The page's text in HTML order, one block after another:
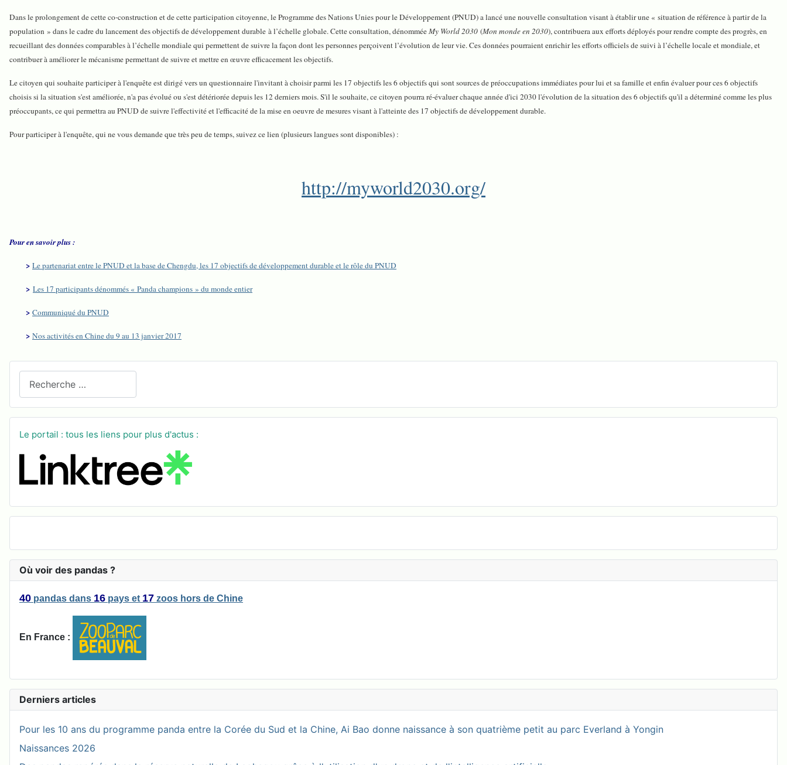
Le portail : tous les liens pour plus d'actus :
Où voir des pandas ?
40 pandas dans 16 pays et 17 zoos hors de Chine
En France :
Derniers articles
Pour les 10 ans du programme panda entre la Corée du Sud et la Chine, Ai Bao donne naissance à son quatrième petit au parc Everland à Yongin
Naissances 2026
Dans le prolongement de cette co-construction et de cette participation citoyenne, le Programme des Nations Unies pour le Développement (PNUD) a lancé une nouvelle consultation visant à établir une « situation de référence à partir de la
population » dans le cadre du lancement des objectifs de développement durable à l’échelle globale. Cette consultation, dénomméeMy World 2030 (Mon monde en 2030), contribuera aux efforts déployés pour rendre compte des progrès, en
recueillant des données comparables à l’échelle mondiale qui permettent de suivre la façon dont les personnes perçoivent l’évolution de leur vie. Ces données pourraient enrichir les efforts officiels de suivi à l’échelle locale et mondiale, et
contribuer à améliorer le mécanisme permettant de suivre et mettre en œuvre efficacement les objectifs.
Le citoyen qui souhaite participer à l'enquête est dirigé vers un questionnaire l'invitant à choisir parmi les 17 objectifs les 6 objectifs qui sont sources de préoccupations immédiates pour lui et sa famille et enfin évaluer pour ces 6 objectifs
choisis si la situation s'est améliorée, n'a pas évolué ou s'est détériorée depuis les 12 derniers mois. S'il le souhaite, ce citoyen pourra ré-évaluer chaque année d'ici 2030 l'évolution de la situation des 6 objectifs qu'il a déterminé comme les plus
préoccupants, ce qui permettra au PNUD de suivre l'effectivité et l'efficacité de la mise en oeuvre de mesures visant à l'atteinte des 17 objectifs de développement durable.
Pour participer à l'enquête, qui ne vous demande que très peu de temps, suivez ce lien (plusieurs langues sont disponibles) :
http://myworld2030.org/
Pour en savoir plus :
> Le partenariat entre le PNUD et la base de Chengdu, les 17 objectifs de développement durable et le rôle du PNUD
> Les 17 participants dénommés « Panda champions » du monde entier
> Communiqué du PNUD
> Nos activités en Chine du 9 au 13 janvier 2017